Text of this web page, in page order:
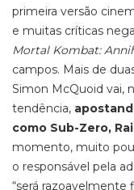
primeira versão
e muitas críticas
Mortal Kombat:
campos. Mais de
Simon McQuoid vai,
tendência,
como Sub-Zero,
momento, muito
o responsável pela
“será razoavelmente